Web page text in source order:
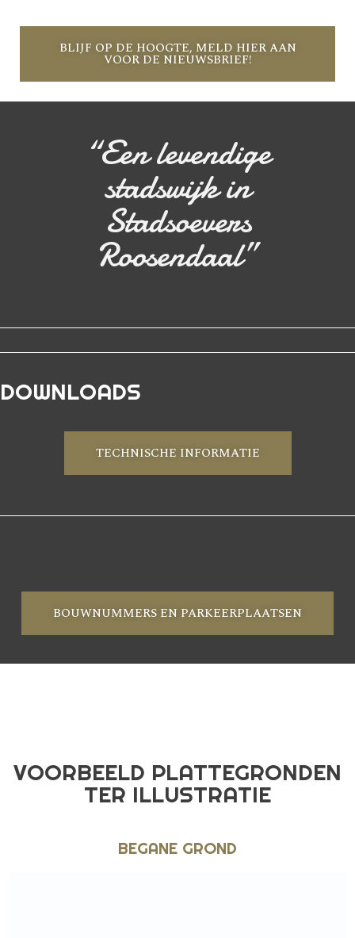
“Een levendige
stadswijk in
Stadsoevers
Roosendaal”
BLIJF OP DE HOOGTE, MELD HIER AAN
VOOR DE NIEUWSBRIEF!
DOWNLOADS
TECHNISCHE INFORMATIE
BOUWNUMMERS EN PARKEERPLAATSEN
VOORBEELD PLATTEGRONDEN
TER ILLUSTRATIE
BEGANE GROND